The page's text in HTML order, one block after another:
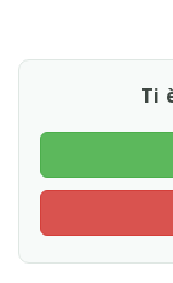
Ti